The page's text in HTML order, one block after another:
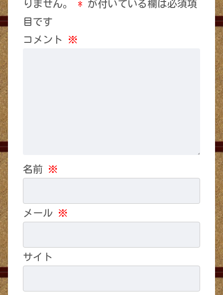
りません。
* が付いている欄は必須項
目です
コメント ※
名前 ※
メール ※
サイト